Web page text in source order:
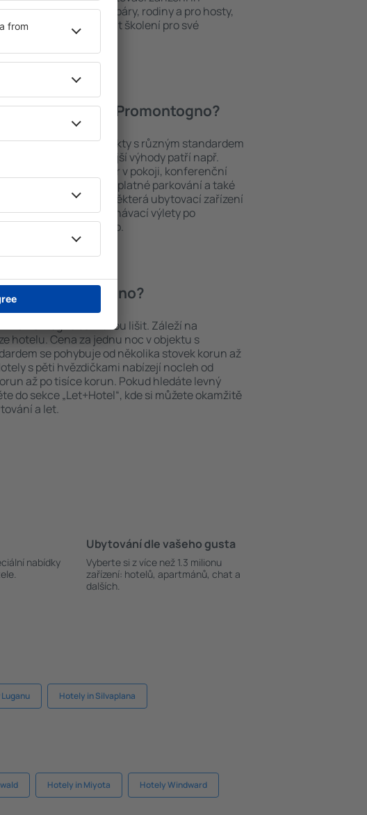
skvělým řešením pro páry, rodiny a pro hosty,
nebo chtějí pořádat školení pro své
nabízí hotely in Promontogno?
se řadí mezi objekty s různým standardem
Mezi nejoblíbenější výhody patří např.
areál, minibar/trezor v pokoji, konferenční
dětský koutek, bezplatné parkování a také
o atrakcích v okolí. Některá ubytovací zařízení
z/na letiště nebo poznávací výlety po
in Promontogno.
in Promontogno?
Promontogno se můžou lišit. Záleží na
hotelu. Cena za jednu noc v objektu s
se pohybuje od několika stovek korun až
s pěti hvězdičkami nabízejí nocleh od
až po tisíce korun. Pokud hledáte levný
do sekce „Let+Hotel“, kde si můžete okamžitě
a let.
nabídky
Ubytování dle vašeho gusta
Vyberte si z více než 1.3 milionu
zařízení: hotelů, apartmánů, chat a
dalších.
Hotely in Silvaplana
Hotely in Miyota Hotely Windward